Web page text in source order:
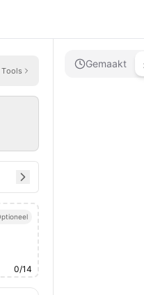
Tools
0/14
Gemaakt